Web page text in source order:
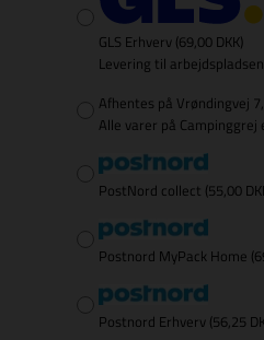
GLS Erhverv (69,00 DKK)
Levering til arbejdspladsen
Afhentes på Vrøndingvej
Alle varer på
PostNord collect (55,00
Postnord MyPack Home
Postnord Erhverv (56,25